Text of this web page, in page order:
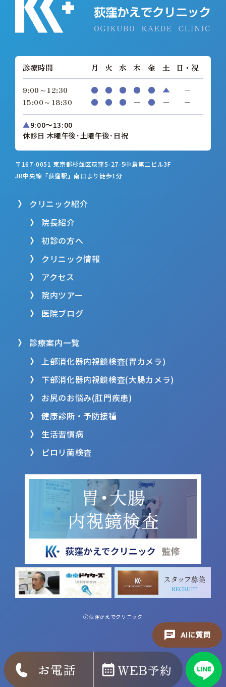
診療時間 月 火 水 木 金 土 日・祝
9:00～12:30 ● ● ● ● ● ▲
−
15:00～18:30
● ● ● − ● − −
▲9:00～13:00
休診日 木曜午後･土曜午後･日祝
〒167-0051 東京都杉並区荻窪5-27-5中島第二ビル3F
JR中央線「荻窪駅」南口より徒歩1分
クリニック紹介
院長紹介
初診の方へ
クリニック情報
アクセス
院内ツアー
医院ブログ
診療案内一覧
上部消化器内視鏡検査(胃カメラ)
下部消化器内視鏡検査(大腸カメラ)
お尻のお悩み(肛門疾患)
健康診断・予防接種
生活習慣病
ピロリ菌検査
ⓒ荻窪かえでクリニック